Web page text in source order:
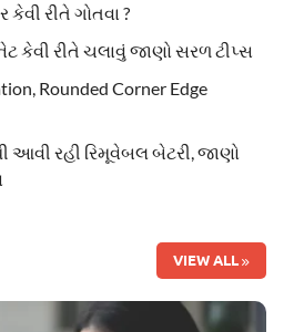
રીતે ગોતવા ?
કેવી રીતે ચલાવું જાણો સરળ ટીપ્સ
Rounded Corner Edge
આવી રહી રિમૂવેબલ બેટરી, જાણો
VIEW ALL